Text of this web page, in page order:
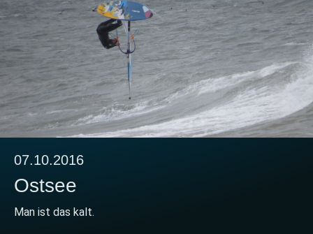
07.10.2016
Ostsee
Man ist das kalt.